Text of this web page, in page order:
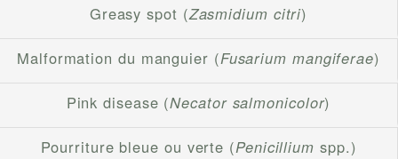
Greasy spot (Zasmidium citri)
Malformation du manguier (Fusarium mangiferae)
Pink disease (Necator salmonicolor)
Pourriture bleue ou verte (Penicillium spp.)